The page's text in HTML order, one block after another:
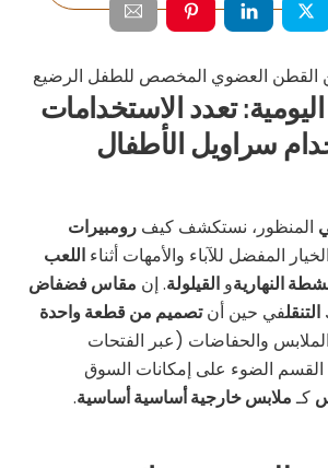
تعدد الاستخدامات
سراويل الأطفال
المنظور، نستكشف كيفرومبيرات
المفضل للآباء والأمهات أثناءاللعب
النهاريةوالقيلولة. إن مقاس فضفاض
التنقلفي حين أنتصميم من قطعة واحدة
والحفاضات (عبر الفتحات
القسم الضوء على إمكانات السوق
كـملابس خارجية أساسية أساسية.